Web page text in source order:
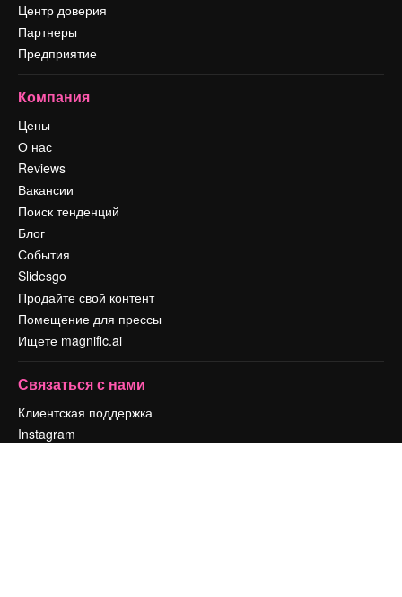
Центр доверия
Партнеры
Предприятие
Компания
Цены
О нас
Reviews
Вакансии
Поиск тенденций
Блог
События
Slidesgo
Продайте свой контент
Помещение для прессы
Ищете magnific.ai
Связаться с нами
Клиентская поддержка
Instagram